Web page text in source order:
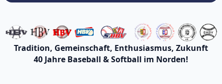
Tradition, Gemeinschaft, Enthusiasmus, Zukunft
40 Jahre Baseball & Softball im Norden!